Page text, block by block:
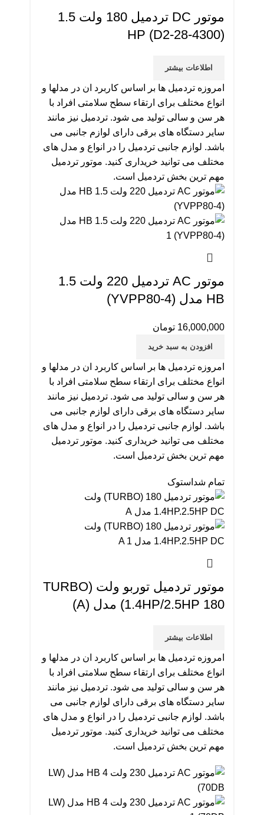
موتور DC تردمیل 180 ولت 1.5
HP (D2-28-4300)
اطلاعات بیشتر
امروزه تردمیل ها بر اساس کاربرد ان در مدلها و
انواع مختلف برای ارتقاء سطح سلامتی افراد با
هر سن و سالی تولید می شود. تردمیل نیز مانند
سایر دستگاه های برقی دارای لوازم جانبی می
باشد. لوازم جانبی تردمیل را در انواع و مدل های
مختلف می توانید خریداری کنید. موتور تردمیل
مهم ترین بخش تردمیل است.
موتور AC تردمیل 220 ولت 1.5
HB مدل (YVPP80-4)
16,000,000 تومان
افزودن به سبد خرید
امروزه تردمیل ها بر اساس کاربرد ان در مدلها و
انواع مختلف برای ارتقاء سطح سلامتی افراد با
هر سن و سالی تولید می شود. تردمیل نیز مانند
سایر دستگاه های برقی دارای لوازم جانبی می
باشد. لوازم جانبی تردمیل را در انواع و مدل های
مختلف می توانید خریداری کنید. موتور تردمیل
مهم ترین بخش تردمیل است.
تمام شد استوک
موتور تردمیل توربو ولت TURBO)
1.4HP/2.5HP 180) مدل (A)
اطلاعات بیشتر
امروزه تردمیل ها بر اساس کاربرد ان در مدلها و
انواع مختلف برای ارتقاء سطح سلامتی افراد با
هر سن و سالی تولید می شود. تردمیل نیز مانند
سایر دستگاه های برقی دارای لوازم جانبی می
باشد. لوازم جانبی تردمیل را در انواع و مدل های
مختلف می توانید خریداری کنید. موتور تردمیل
مهم ترین بخش تردمیل است.